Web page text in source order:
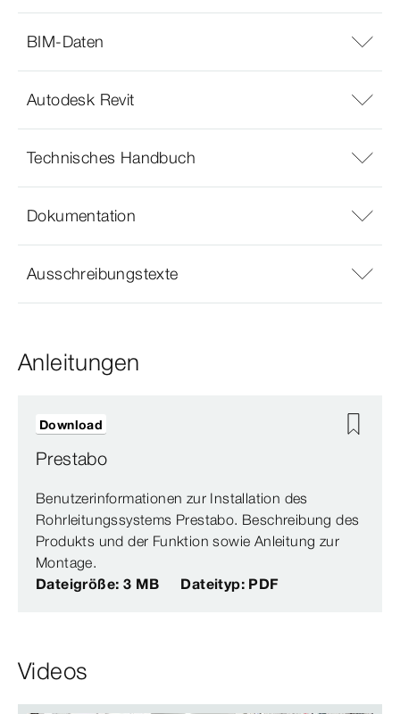
BIM-Daten
Autodesk Revit
Technisches Handbuch
Dokumentation
Ausschreibungstexte
Anleitungen
Prestabo
Benutzerinformationen zur Installation des
Rohrleitungssystems Prestabo. Beschreibung des
Produkts und der Funktion sowie Anleitung zur
Montage.
Dateigröße: 3 MB
Dateityp: PDF
Download
Videos